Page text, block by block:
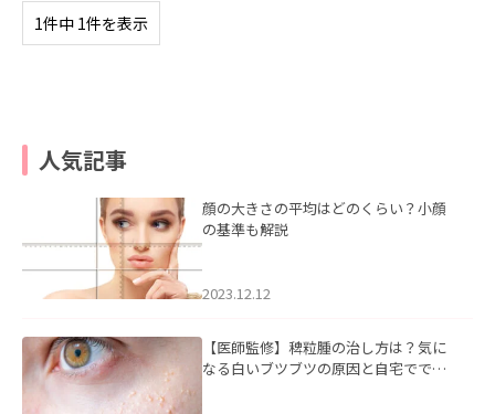
1件中 1件を表示
人気記事
顔の大きさの平均はどのくらい？小顔
の基準も解説
2023.12.12
【医師監修】稗粒腫の治し方は？気に
なる白いブツブツの原因と自宅ででき